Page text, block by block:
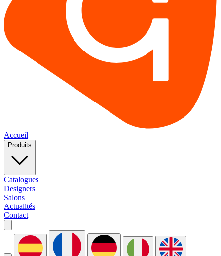
Accueil
Produits
Catalogues
Designers
Salons
Actualités
Contact